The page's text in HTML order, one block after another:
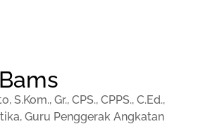
Gr., CPS., CPPS., C.Ed.,
Guru Penggerak Angkatan